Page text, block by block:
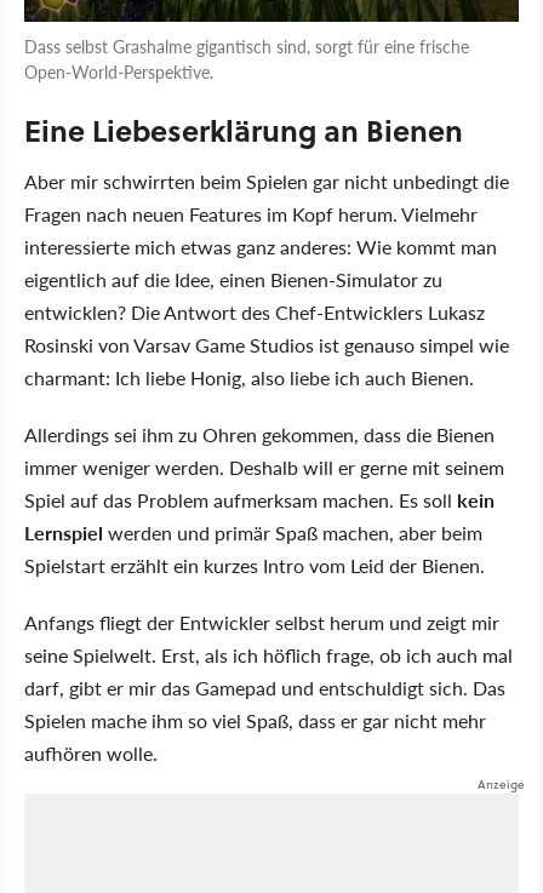
Dass selbst Grashalme gigantisch sind, sorgt für eine frische
Open-World-Perspektive.
Eine Liebeserklärung an Bienen
Aber mir schwirrten beim Spielen gar nicht unbedingt die
Fragen nach neuen Features im Kopf herum. Vielmehr
interessierte mich etwas ganz anderes: Wie kommt man
eigentlich auf die Idee, einen Bienen-Simulator zu
entwicklen? Die Antwort des Chef-Entwicklers Lukasz
Rosinski von Varsav Game Studios ist genauso simpel wie
charmant: Ich liebe Honig, also liebe ich auch Bienen.
Allerdings sei ihm zu Ohren gekommen, dass die Bienen
immer weniger werden. Deshalb will er gerne mit seinem
Spiel auf das Problem aufmerksam machen. Es soll kein
Lernspiel werden und primär Spaß machen, aber beim
Spielstart erzählt ein kurzes Intro vom Leid der Bienen.
Anfangs fliegt der Entwickler selbst herum und zeigt mir
seine Spielwelt. Erst, als ich höflich frage, ob ich auch mal
darf, gibt er mir das Gamepad und entschuldigt sich. Das
Spielen mache ihm so viel Spaß, dass er gar nicht mehr
aufhören wolle.